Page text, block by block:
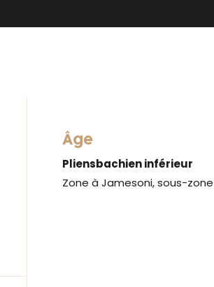
Âge
Pliensbachien inférieur
Zone à Jamesoni, sous-